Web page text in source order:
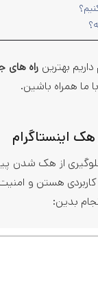
بهترین راه های
ما همراه باشین.
هک اینستاگرام
از هک
هستن و
بدین: